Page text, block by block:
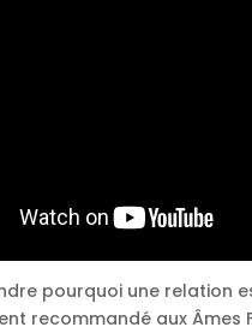
pourquoi une relation
recommandé aux Âmes